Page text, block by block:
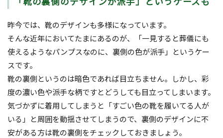
昨今では、靴のデザインも多様になっています。
そんな近年においてたまにあるのが、「一見すると葬儀にも
使えるようなパンプスなのに、裏側の色が派手」というケー
スです。
靴の裏側というのは暗色であれば目立ちません。しかし、彩
度の濃い色や派手な柄ですとどうしても目立ってしまいます。
気づかずに着用してしまうと「すごい色の靴を履いてる人が
いる」と周囲を動揺させてしまうので、裏側のデザインに不
安がある方は靴の裏側をチェックしておきましょう。